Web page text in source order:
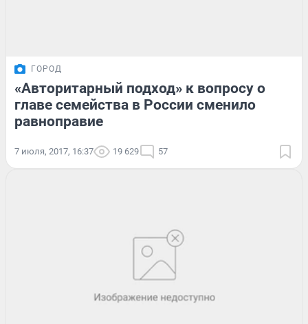
ГОРОД
«Авторитарный подход» к вопросу о
главе семейства в России сменило
равноправие
7 июля, 2017, 16:37 19 629 57